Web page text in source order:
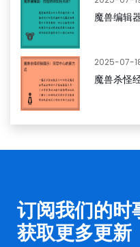
魔兽编辑
2025-07-
魔兽杀怪
订阅我们的时
获取更多更新